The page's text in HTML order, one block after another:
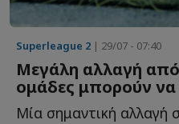
Superleague 2 | 29/07 - 07:40
Μεγάλη αλλαγή
ομάδες μπορούν να